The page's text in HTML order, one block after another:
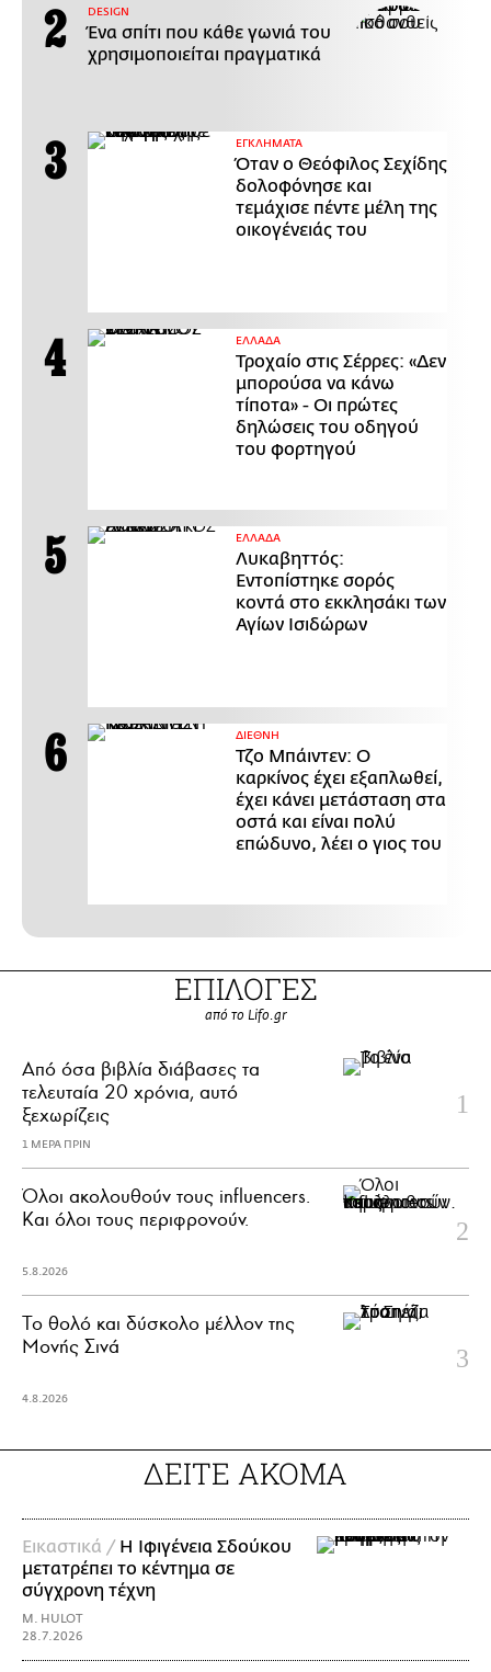
DESIGN
Ένα σπίτι που κάθε γωνιά του
χρησιμοποιείται πραγματικά
ΕΓΚΛΗΜΑΤΑ
Όταν ο Θεόφιλος Σεχίδης
δολοφόνησε και
τεμάχισε πέντε μέλη της
οικογένειάς του
ΕΛΛΑΔΑ
Τροχαίο στις Σέρρες: «Δεν
μπορούσα να κάνω
τίποτα» - Οι πρώτες
δηλώσεις του οδηγού
του φορτηγού
ΕΛΛΑΔΑ
Λυκαβηττός:
Εντοπίστηκε σορός
κοντά στο εκκλησάκι των
Αγίων Ισιδώρων
ΔΙΕΘΝΗ
Τζο Μπάιντεν: Ο
καρκίνος έχει εξαπλωθεί,
έχει κάνει μετάσταση στα
οστά και είναι πολύ
επώδυνο, λέει ο γιος του
ΕΠΙΛΟΓΕΣ
από το Lifo.gr
Από όσα βιβλία διάβασες τα
τελευταία 20 χρόνια, αυτό
ξεχωρίζεις
1 ΜΕΡΑ ΠΡΙΝ
Όλοι ακολουθούν τους influencers.
Και όλοι τους περιφρονούν.
5.8.2026
Το θολό και δύσκολο μέλλον της
Μονής Σινά
4.8.2026
ΔΕΙΤΕ ΑΚΟΜΑ
Εικαστικά / Η Ιφιγένεια Σδούκου
μετατρέπει το κέντημα σε
σύγχρονη τέχνη
M. HULOT
28.7.2026